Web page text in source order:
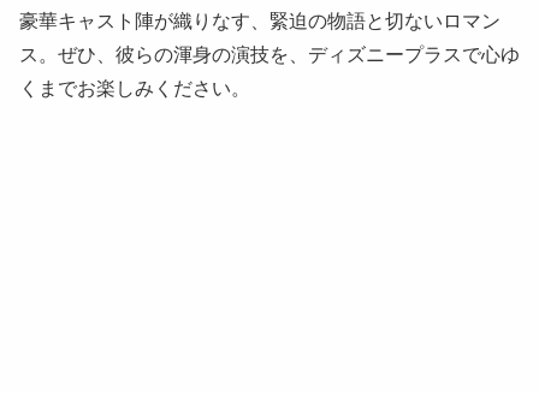
豪華キャスト陣が織りなす、緊迫の物語と切ないロマン
ス。ぜひ、彼らの渾身の演技を、ディズニープラスで心ゆ
くまでお楽しみください。